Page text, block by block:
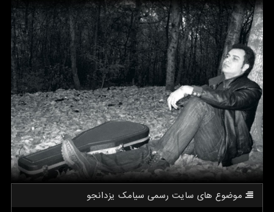
موضوع های سایت رسمی سیامك یزدانجو